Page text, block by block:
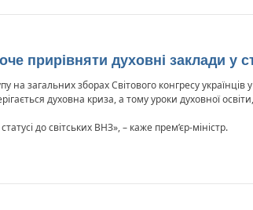
прирівняти духовні заклади у
на загальних зборах Світового конгресу українців
духовна криза, а тому уроки духовної
до світських ВНЗ», – каже прем’єр-міністр.